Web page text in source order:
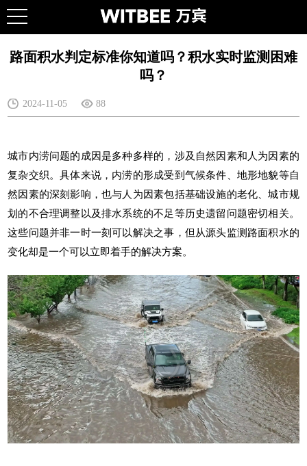
路面积水判定标准你知道吗？积水实时监测困难
吗？
2024-11-05 88
城市内涝问题的成因是多种多样的，涉及自然因素和人为因素的
复杂交织。具体来说，内涝的形成受到气候条件、地形地貌等自
然因素的深刻影响，也与人为因素包括基础设施的老化、城市规
划的不合理调整以及排水系统的不足等历史遗留问题密切相关。
这些问题并非一时一刻可以解决之事，但从源头监测路面积水的
变化却是一个可以立即着手的解决方案。